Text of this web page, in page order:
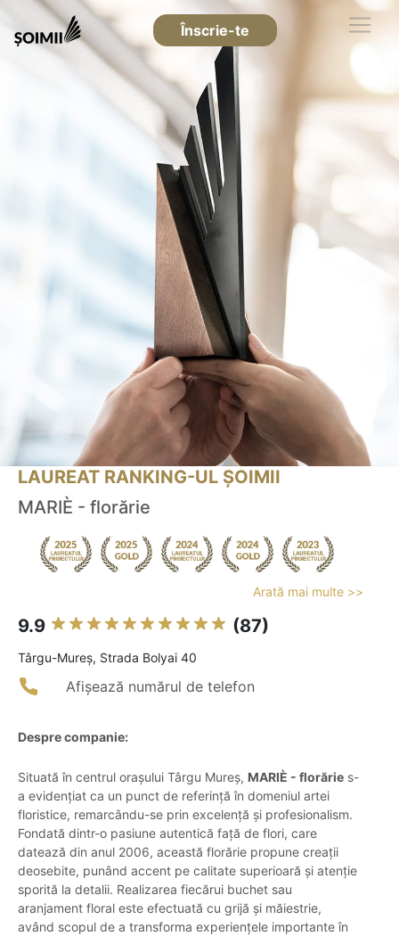
Înscrie-te
LAUREAT RANKING-UL ȘOIMII
MARIÈ - florărie
Arată mai multe >>
9.9 (87)
Târgu-Mureş, Strada Bolyai 40
Afișează numărul de telefon
Despre companie:
Situată în centrul orașului Târgu Mureș, MARIÈ - florărie s-
a evidențiat ca un punct de referință în domeniul artei
floristice, remarcându-se prin excelență și profesionalism.
Fondată dintr-o pasiune autentică față de flori, care
datează din anul 2006, această florărie propune creații
deosebite, punând accent pe calitate superioară și atenție
sporită la detalii. Realizarea fiecărui buchet sau
aranjament floral este efectuată cu grijă și măiestrie,
având scopul de a transforma experiențele importante în